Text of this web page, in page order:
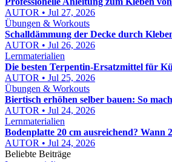
AUTOR • Jul 27, 2026
Übungen & Workouts
Schalldämmung der Decke durch
AUTOR • Jul 26, 2026
Lernmaterialien
Die besten Terpentin-Ersatzmittel für
AUTOR • Jul 25, 2026
Übungen & Workouts
Biertisch erhöhen selber bauen: So
AUTOR • Jul 24, 2026
Lernmaterialien
Bodenplatte 20 cm ausreichend? Wann
AUTOR • Jul 24, 2026
Beliebte Beiträge